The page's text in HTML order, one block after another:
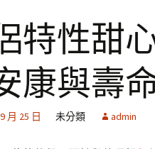
特性甜
康與壽
月 25 日 未分類 admin